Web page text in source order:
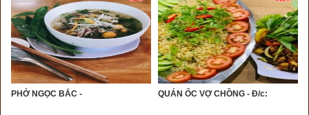
PHỞ NGỌC BẮC - QUÁN ỐC VỢ CHỒNG - Đ/c: